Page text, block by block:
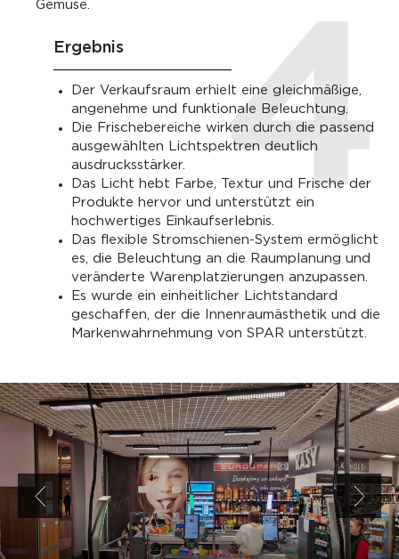
Gemüse.
Ergebnis
Der Verkaufsraum erhielt eine gleichmäßige,
angenehme und funktionale Beleuchtung.
Die Frischebereiche wirken durch die passend
ausgewählten Lichtspektren deutlich
ausdrucksstärker.
Das Licht hebt Farbe, Textur und Frische der
Produkte hervor und unterstützt ein
hochwertiges Einkaufserlebnis.
Das flexible Stromschienen-System ermöglicht
es, die Beleuchtung an die Raumplanung und
veränderte Warenplatzierungen anzupassen.
Es wurde ein einheitlicher Lichtstandard
geschaffen, der die Innenraumästhetik und die
Markenwahrnehmung von SPAR unterstützt.